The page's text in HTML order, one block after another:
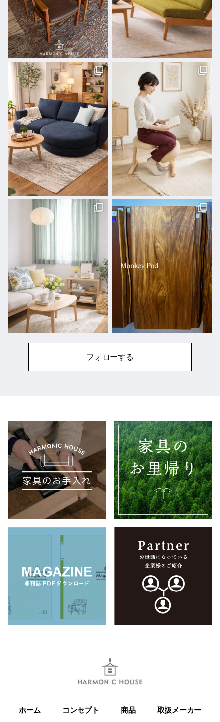
フォローする
ホーム コンセプト 商品 取扱メーカー